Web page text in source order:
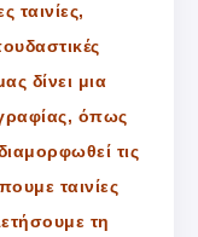
ταινίες,
δίνει μια
όπως
τις
ταινίες
τη